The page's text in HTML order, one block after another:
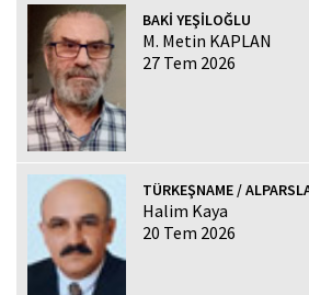
BAKİ YEŞİLOĞLU
M. Metin KAPLAN
27 Tem 2026
TÜRKEŞNAME /
Halim Kaya
20 Tem 2026